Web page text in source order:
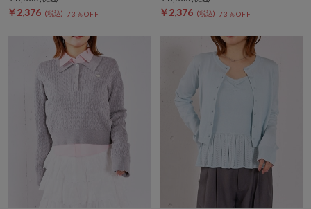
￥2,376 73％OFF ￥2,376 73％OFF